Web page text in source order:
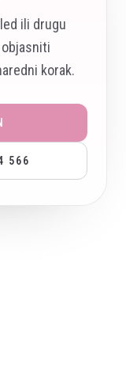
ili drugu
korak.
566